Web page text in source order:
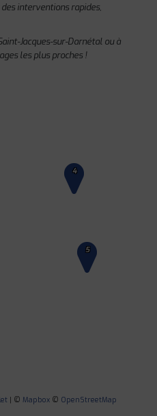
interventions rapides,
Jacques-sur-Darnétal ou à
les plus proches !
4
5
| © Mapbox © OpenStreetMap